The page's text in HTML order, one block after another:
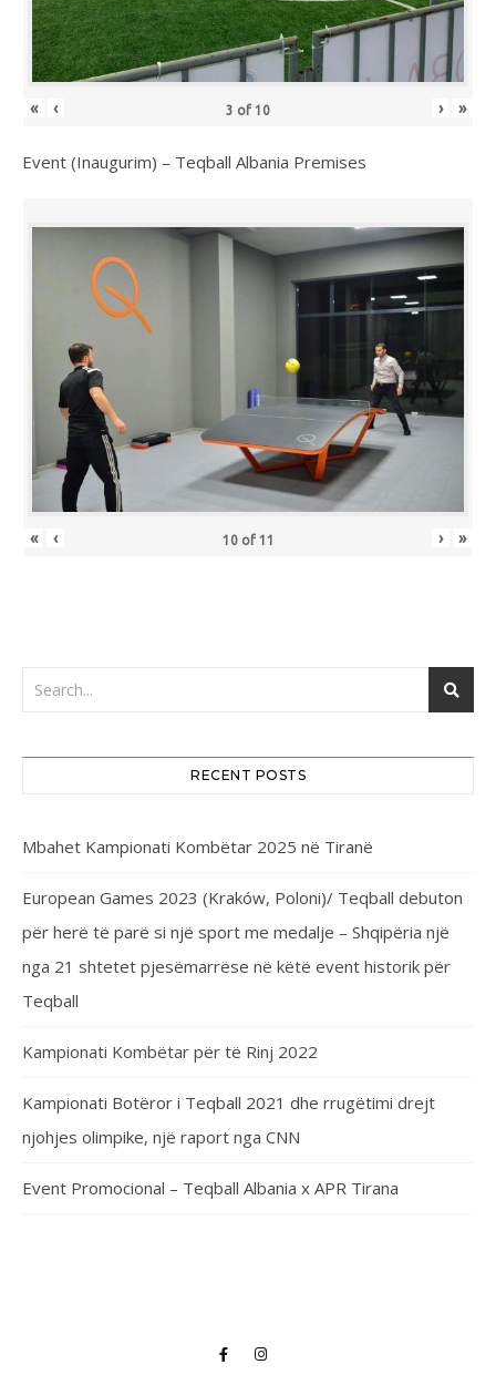
« ‹ 3 of 10 › »
Event (Inaugurim) – Teqball Albania Premises
« ‹ 10of 11 › »
RECENT POSTS
Mbahet Kampionati Kombëtar 2025 në Tiranë
European Games 2023 (Kraków, Poloni)/ Teqball debuton
për herë të parë si një sport me medalje – Shqipëria një
nga 21 shtetet pjesëmarrëse në këtë event historik për
Teqball
Kampionati Kombëtar për të Rinj 2022
Kampionati Botëror i Teqball 2021 dhe rrugëtimi drejt
njohjes olimpike, një raport nga CNN
Event Promocional – Teqball Albania x APR Tirana